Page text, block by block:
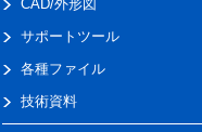
CAD/外形図
サポートツール
各種ファイル
技術資料